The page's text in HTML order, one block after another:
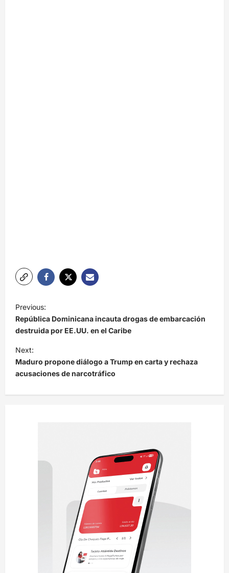
N
a
v
e
g
a
c
Previous:
República Dominicana incauta drogas de embarcación
destruida por EE.UU. en el Caribe
Next:
Maduro propone diálogo a Trump en carta y rechaza
acusaciones de narcotráfico